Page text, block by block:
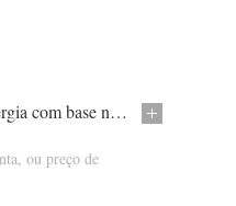
Estime o lucro do sistema de armazenamento de energia com base no seu consumo real da rede.
ou preço de